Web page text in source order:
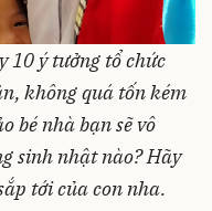
10 ý tưởng tổ chức
không quá tốn kém
bé nhà bạn sẽ vô
sinh nhật nào? Hãy
tới của con nha.